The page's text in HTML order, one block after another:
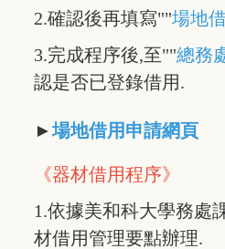
2.確認後再填寫""場地
3.完成程序後,至""總務
認是否已登錄借用.
►場地借用申請網頁
《器材借用程序》
1.依據美和科大學務處
材借用管理要點辦理.